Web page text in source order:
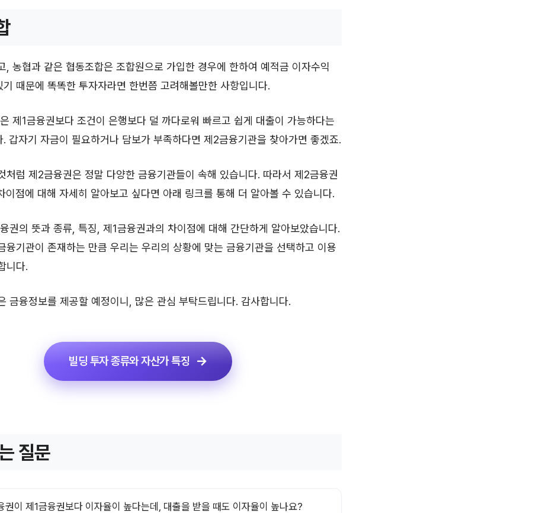
, 농협과 같은 협동조합은 조합원으로 가입한 경우에 한하여 예적금 이자수익
기 때문에 똑똑한 투자자라면 한번쯤 고려해볼만한 사항입니다.
제1금융권보다 조건이 은행보다 덜 까다로워 빠르고 쉽게 대출이 가능하다는
. 갑자기 자금이 필요하거나 담보가 부족하다면 제2금융기관을 찾아가면 좋겠죠.
처럼 제2금융권은 정말 다양한 금융기관들이 속해 있습니다. 따라서 제2금융권
이점에 대해 자세히 알아보고 싶다면 아래 링크를 통해 더 알아볼 수 있습니다.
권의 뜻과 종류, 특징, 제1금융권과의 차이점에 대해 간단하게 알아보았습니다.
융기관이 존재하는 만큼 우리는 우리의 상황에 맞는 금융기관을 선택하고 이용
니다.
금융정보를 제공할 예정이니, 많은 관심 부탁드립니다. 감사합니다.
빌딩 투자 종류와 자산가 특징
질문
권이 제1금융권보다 이자율이 높다는데, 대출을 받을 때도 이자율이 높나요?